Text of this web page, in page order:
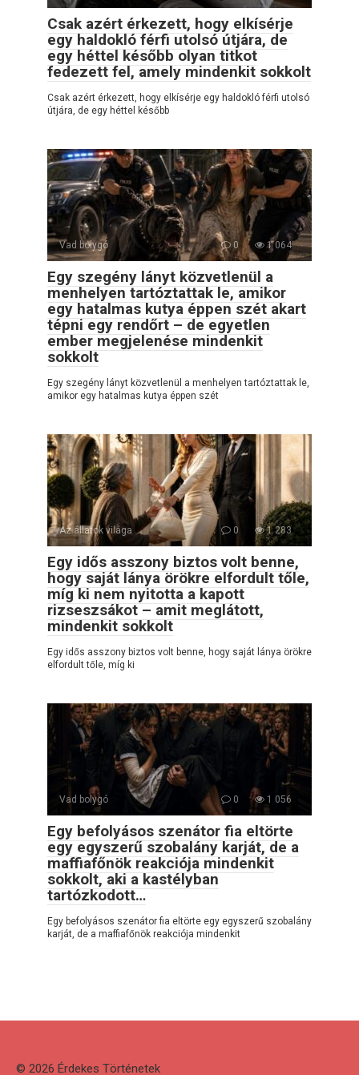
Csak azért érkezett, hogy elkísérje
egy haldokló férfi utolsó útjára, de
egy héttel később olyan titkot
fedezett fel, amely mindenkit sokkolt
Csak azért érkezett, hogy elkísérje egy haldokló férfi utolsó
útjára, de egy héttel később
Vad bolygó 0 1 064
Egy szegény lányt közvetlenül a
menhelyen tartóztattak le, amikor
egy hatalmas kutya éppen szét akart
tépni egy rendőrt – de egyetlen
ember megjelenése mindenkit
sokkolt
Egy szegény lányt közvetlenül a menhelyen tartóztattak le,
amikor egy hatalmas kutya éppen szét
Az állatok világa 0 1 283
Egy idős asszony biztos volt benne,
hogy saját lánya örökre elfordult tőle,
míg ki nem nyitotta a kapott
rizseszsákot – amit meglátott,
mindenkit sokkolt
Egy idős asszony biztos volt benne, hogy saját lánya örökre
elfordult tőle, míg ki
Vad bolygó 0 1 056
Egy befolyásos szenátor fia eltörte
egy egyszerű szobalány karját, de a
maffiafőnök reakciója mindenkit
sokkolt, aki a kastélyban
tartózkodott…
Egy befolyásos szenátor fia eltörte egy egyszerű szobalány
karját, de a maffiafőnök reakciója mindenkit
© 2026 Érdekes Тörténetek